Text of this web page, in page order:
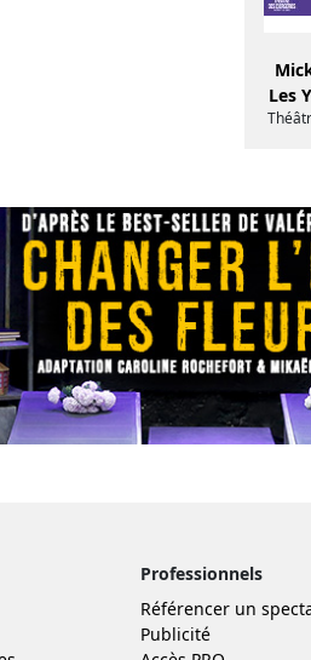
Les
Professionnels
Référencer un
Publicité